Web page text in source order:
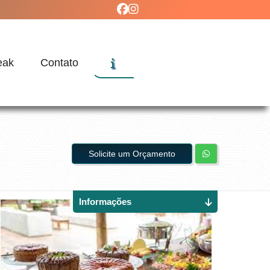
Contato
Solicite um Orçamento
Informações